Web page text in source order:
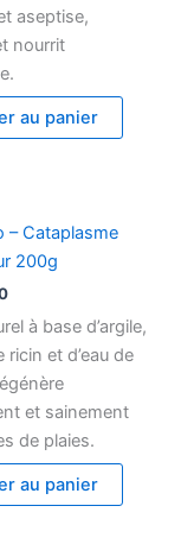
aseptise,
nourrit
au panier
– Cataplasme
200g
à base d’argile,
ricin et d’eau de
et sainement
de plaies.
au panier